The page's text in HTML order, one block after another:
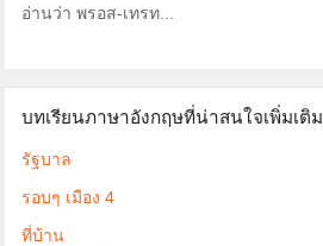
อ่านว่า พรอส-เทรท...
บทเรียนภาษาอังกฤษที่น่าสนใจเพิ่มเติม
รัฐบาล
รอบๆ เมือง 4
ที่บ้าน